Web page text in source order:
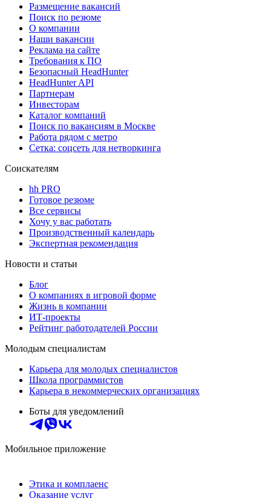
Размещение вакансий
Поиск по резюме
О компании
Наши вакансии
Реклама на сайте
Требования к ПО
Безопасный HeadHunter
HeadHunter API
Партнерам
Инвесторам
Каталог компаний
Поиск по вакансиям в Москве
Работа рядом с метро
Сетка: соцсеть для нетворкинга
Соискателям
hh PRO
Готовое резюме
Все сервисы
Хочу у вас работать
Производственный календарь
Экспертная рекомендация
Новости и статьи
Блог
О компаниях в игровой форме
Жизнь в компании
ИТ-проекты
Рейтинг работодателей России
Молодым специалистам
Карьера для молодых специалистов
Школа программистов
Карьера в некоммерческих организациях
Боты для уведомлений
Мобильное приложение
Этика и комплаенс
Оказание услуг